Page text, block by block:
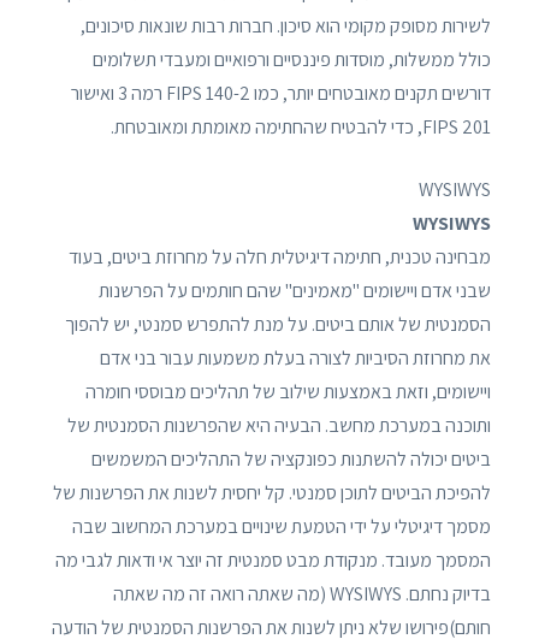
לשירות מסופק מקומי הוא סיכון. חברות רבות שונאות סיכונים,
כולל ממשלות, מוסדות פיננסיים ורפואיים ומעבדי תשלומים
דורשים תקנים מאובטחים יותר, כמו FIPS 140-2 רמה 3 ואישור
FIPS 201, כדי להבטיח שהחתימה מאומתת ומאובטחת.
WYSIWYS
WYSIWYS
מבחינה טכנית, חתימה דיגיטלית חלה על מחרוזת ביטים, בעוד
שבני אדם ויישומים "מאמינים" שהם חותמים על הפרשנות
הסמנטית של אותם ביטים. על מנת להתפרש סמנטי, יש להפוך
את מחרוזת הסיביות לצורה בעלת משמעות עבור בני אדם
ויישומים, וזאת באמצעות שילוב של תהליכים מבוססי חומרה
ותוכנה במערכת מחשב. הבעיה היא שהפרשנות הסמנטית של
ביטים יכולה להשתנות כפונקציה של התהליכים המשמשים
להפיכת הביטים לתוכן סמנטי. קל יחסית לשנות את הפרשנות של
מסמך דיגיטלי על ידי הטמעת שינויים במערכת המחשוב שבה
המסמך מעובד. מנקודת מבט סמנטית זה יוצר אי ודאות לגבי מה
בדיוק נחתם. WYSIWYS (מה שאתה רואה זה מה שאתה
חותם)פירושו שלא ניתן לשנות את הפרשנות הסמנטית של הודעה